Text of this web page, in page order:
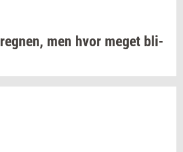
reg­nen, men hvor meget bli­